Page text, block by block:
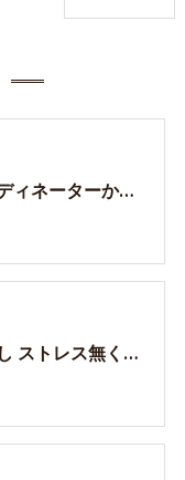
インテリアコーディネーターから見る葛飾北斎
家と仕事とわたし ストレス無く両立する方法